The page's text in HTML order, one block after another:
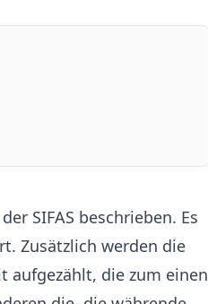
SIFAS beschrieben. Es
Zusätzlich werden die
aufgezählt, die zum einen